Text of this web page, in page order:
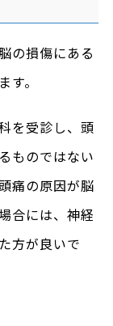
の損傷にある
。
を受診し、頭
ものではない
痛の原因が脳
合には、神経
方が良いで